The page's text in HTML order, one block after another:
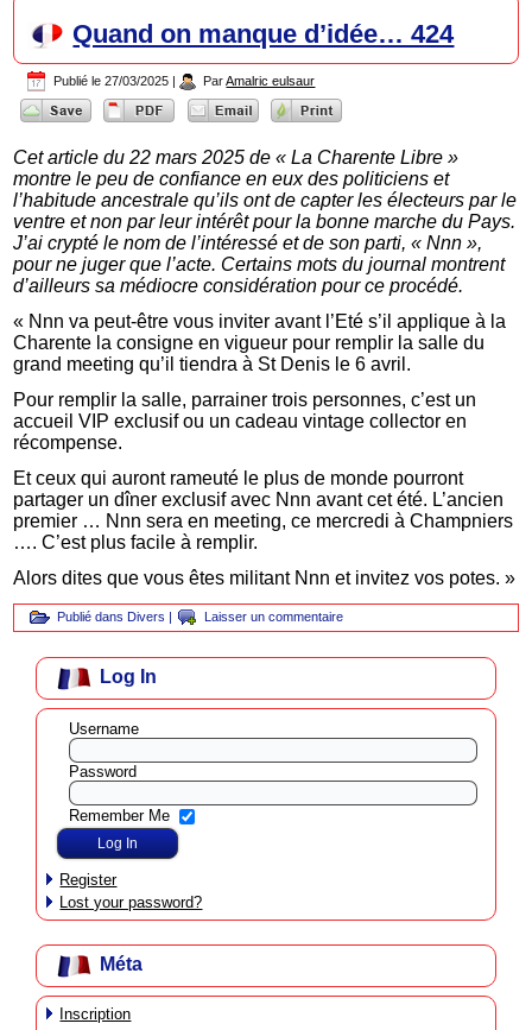
Quand on manque d’idée… 424
Publié le 27/03/2025 | Par Amalric eulsaur
Cet article du 22 mars 2025 de « La Charente Libre »
montre le peu de confiance en eux des politiciens et
l’habitude ancestrale qu’ils ont de capter les électeurs par le
ventre et non par leur intérêt pour la bonne marche du Pays.
J’ai crypté le nom de l’intéressé et de son parti, « Nnn »,
pour ne juger que l’acte. Certains mots du journal montrent
d’ailleurs sa médiocre considération pour ce procédé.
« Nnn va peut-être vous inviter avant l’Eté s’il applique à la
Charente la consigne en vigueur pour remplir la salle du
grand meeting qu’il tiendra à St Denis le 6 avril.
Pour remplir la salle, parrainer trois personnes, c’est un
accueil VIP exclusif ou un cadeau vintage collector en
récompense.
Et ceux qui auront rameuté le plus de monde pourront
partager un dîner exclusif avec Nnn avant cet été. L’ancien
premier … Nnn sera en meeting, ce mercredi à Champniers
…. C’est plus facile à remplir.
Alors dites que vous êtes militant Nnn et invitez vos potes. »
Publié dans Divers | Laisser un commentaire
Log In
Username
Password
Remember Me
Register
Lost your password?
Méta
Inscription